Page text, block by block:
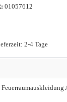
01057612
2-4 Tage